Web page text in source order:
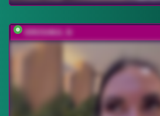
KROSHKA_N